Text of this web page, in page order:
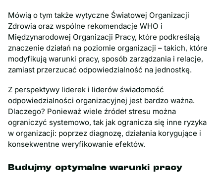
Mówią o tym także wytyczne Światowej Organizacji
Zdrowia oraz wspólne rekomendacje WHO i
Międzynarodowej Organizacji Pracy, które podkreślają
znaczenie działań na poziomie organizacji – takich, które
modyfikują warunki pracy, sposób zarządzania i relacje,
zamiast przerzucać odpowiedzialność na jednostkę.
Z perspektywy liderek i liderów świadomość
odpowiedzialności organizacyjnej jest bardzo ważna.
Dlaczego? Ponieważ wiele źródeł stresu można
ograniczyć systemowo, tak jak ogranicza się inne ryzyka
w organizacji: poprzez diagnozę, działania korygujące i
konsekwentne weryfikowanie efektów.
Budujmy optymalne warunki pracy